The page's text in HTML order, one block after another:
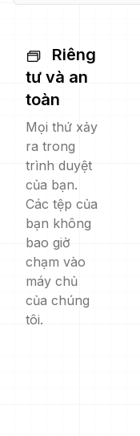
Riêng
tư và an
toàn
Mọi thứ xảy
ra trong
trình duyệt
của bạn.
Các tệp của
bạn không
bao giờ
chạm vào
máy chủ
của chúng
tôi.